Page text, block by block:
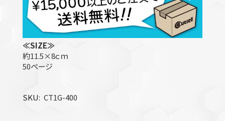
≪SIZE≫
約11.5×8ｃｍ
50ページ
SKU CT1G-400